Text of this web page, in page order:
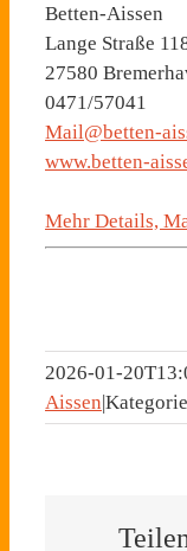
Betten-Aissen
Lange Straße
27580
0471/57041
Mail@betten-
www.betten-
Mehr Details,
2026-01-
Aissen